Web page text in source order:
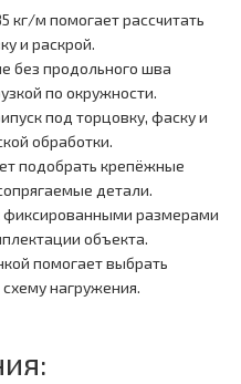
кг/м помогает рассчитать
и раскрой.
без продольного шва
по окружности.
под торцовку, фаску и
обработки.
подобрать крепёжные
детали.
фиксированными размерами
объекта.
помогает выбрать
нагружения.